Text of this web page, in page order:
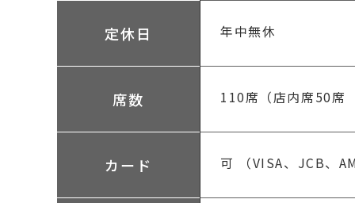
定休日 年中無休
席数 110席（店内席50
カード 可 （VISA、JCB、